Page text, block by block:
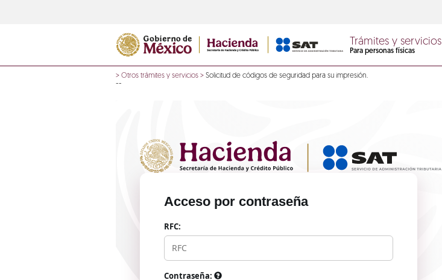
Trámites y servicios
Para personas físicas
> Otros trámites y servicios > Solicitud de códigos de seguridad para su impresión.
--